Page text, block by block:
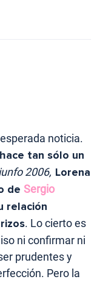
noticia.
tan sólo un
2006, Lorena
de Sergio
relación
. Lo cierto es
ni confirmar ni
prudentes y
Pero la